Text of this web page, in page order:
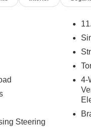
Steering
4-